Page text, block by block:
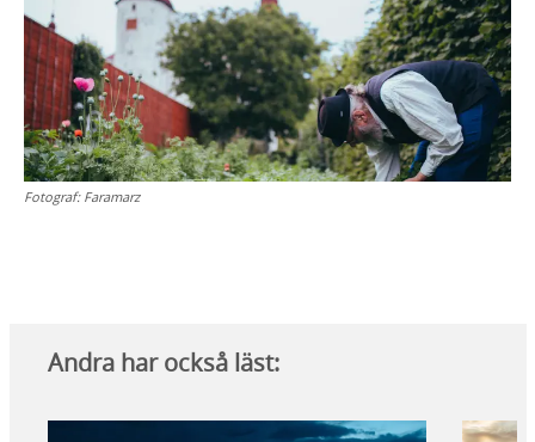
Fotograf: Faramarz
Andra har också läst: